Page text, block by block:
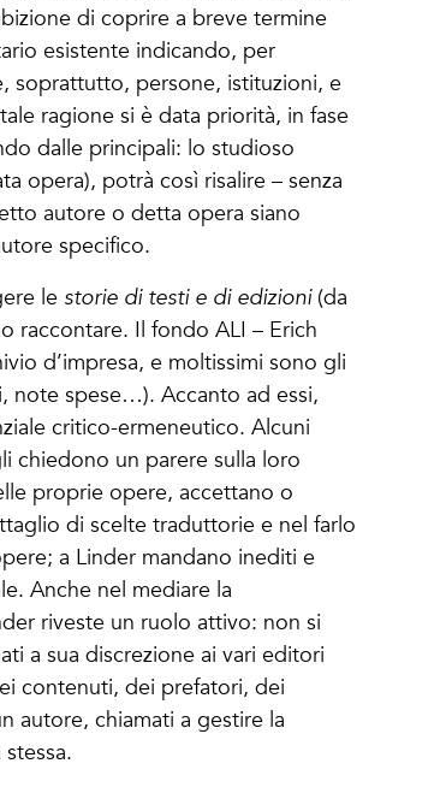
di coprire a breve termine
esistente indicando, per
soprattutto, persone, istituzioni, e
ragione si è data priorità, in fase
dalle principali: lo studioso
opera), potrà così risalire – senza
autore o detta opera siano
specifico.
le storie di testi e di edizioni(da
raccontare. Il fondo ALI – Erich
d’impresa, e moltissimi sono gli
note spese…). Accanto ad essi,
critico-ermeneutico. Alcuni
chiedono un parere sulla loro
proprie opere, accettano o
di scelte traduttorie e nel farlo
a Linder mandano inediti e
Anche nel mediare la
riveste un ruolo attivo: non si
a sua discrezione ai vari editori
contenuti, dei prefatori, dei
autore, chiamati a gestire la